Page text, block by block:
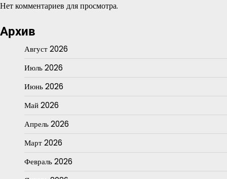
Нет комментариев для просмотра.
Архив
Август 2026
Июль 2026
Июнь 2026
Май 2026
Апрель 2026
Март 2026
Февраль 2026